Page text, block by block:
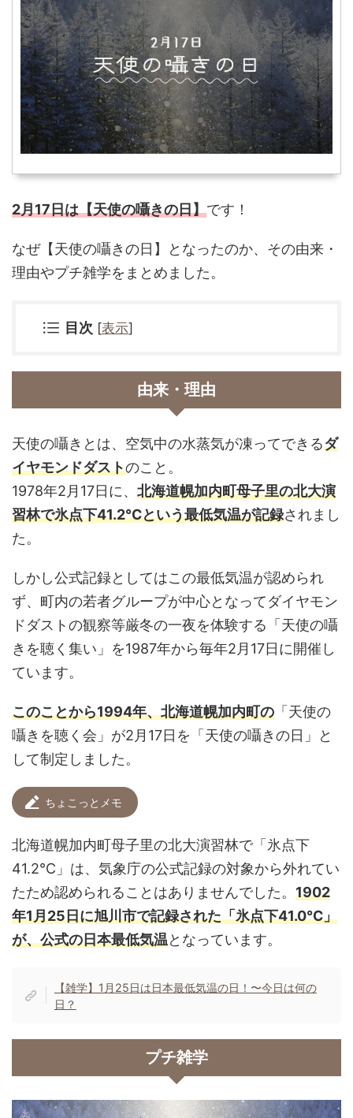
2月17日は【天使の囁きの日】です！
なぜ【天使の囁きの日】となったのか、その由来・
理由やプチ雑学をまとめました。
目次 [表示]
由来・理由
天使の囁きとは、空気中の水蒸気が凍ってできるダ
イヤモンドダストのこと。
1978年2月17日に、 北海道幌加内町母子里の北大演
習林で氷点下41.2℃という最低気温が記録されまし
た。
しかし公式記録としてはこの最低気温が認められ
ず、町内の若者グループが中心となってダイヤモン
ドダストの観察等厳冬の一夜を体験する「天使の囁
きを聴く集い」を1987年から毎年2月17日に開催し
ています。
このことから1994年、北海道幌加内町の 「天使の
囁きを聴く会」が2月17日を「天使の囁きの日」と
して制定しました。
ちょこっとメモ
北海道幌加内町母子里の北大演習林で「氷点下
41.2℃」は、気象庁の公式記録の対象から外れてい
たため認められることはありませんでした。 1902
年1月25日に旭川市で記録された「氷点下41.0℃」
が、公式の日本最低気温となっています。
【雑学】1月25日は日本最低気温の日！〜今日は何の
日？
プチ雑学